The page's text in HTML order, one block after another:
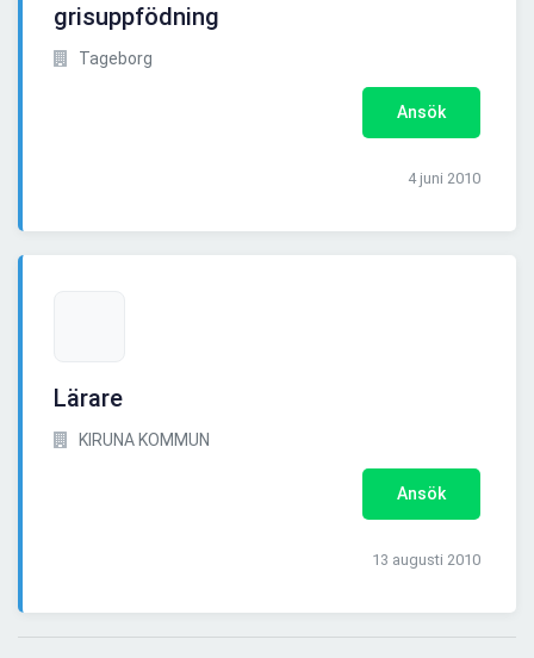
grisuppfödning
Tageborg
Ansök
4 juni 2010
Lärare
KIRUNA KOMMUN
Ansök
13 augusti 2010